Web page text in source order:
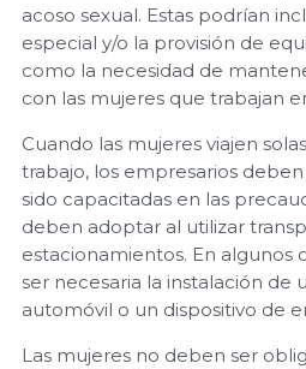
acoso sexual. Estas podrían
especial y/o la provisión de
como la necesidad de
con las mujeres que trabajan
Cuando las mujeres viajen
trabajo, los empresarios
sido capacitadas en las
deben adoptar al utilizar
estacionamientos. En algunos
ser necesaria la instalación de
automóvil o un dispositivo de
Las mujeres no deben ser